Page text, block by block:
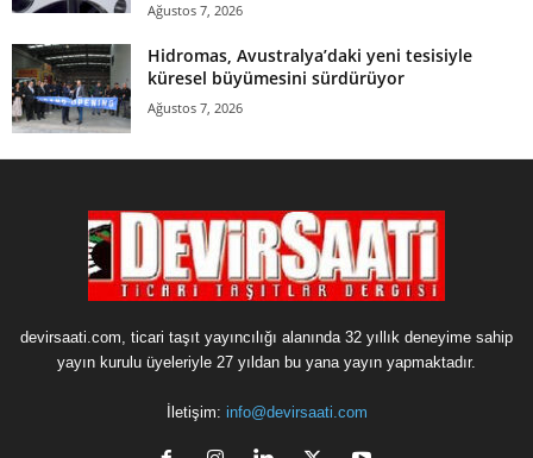
Ağustos 7, 2026
Hidromas, Avustralya’daki yeni tesisiyle
küresel büyümesini sürdürüyor
Ağustos 7, 2026
devirsaati.com, ticari taşıt yayıncılığı alanında 32 yıllık deneyime sahip
yayın kurulu üyeleriyle 27 yıldan bu yana yayın yapmaktadır.
İletişim: info@devirsaati.com